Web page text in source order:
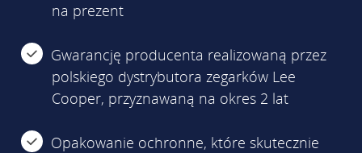
na prezent
Gwarancję producenta realizowaną przez
polskiego dystrybutora zegarków Lee
Cooper, przyznawaną na okres 2 lat
Opakowanie ochronne, które skutecznie